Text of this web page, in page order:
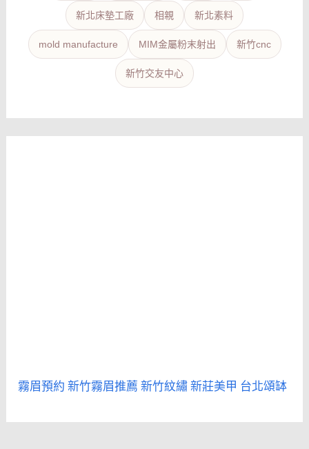
新北床墊工廠 相親 新北素料
mold manufacture MIM金屬粉末射出 新竹cnc
新竹交友中心
霧眉預約新竹霧眉推薦新竹紋繡新莊美甲 台北頌缽